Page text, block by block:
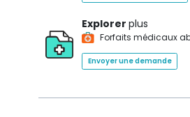
Explorer plus
Forfaits médicaux
Envoyer une demande